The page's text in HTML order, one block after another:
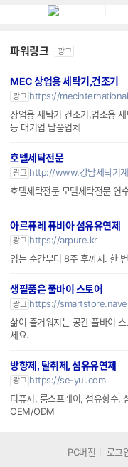
MEC 상업용 세탁기,건조기
상업용 세탁기 건조기,업소용 세
등 대기업 납품업체
호텔세탁전문
호텔세탁전문 모텔세탁전문 연
입는 순간부터 8주 후까지. 한
생필품은 풀바이 스토어
삶이 즐거워지는 공간 풀바이 스
세요.
방향제, 탈취제, 섬유유연제
디퓨저, 룸스프레이, 섬유향수,
OEM/ODM